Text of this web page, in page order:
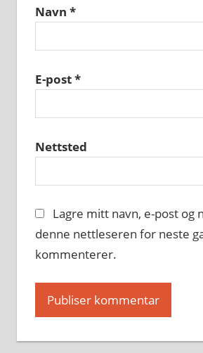
Navn *
E-post*
Nettsted
Lagre mitt navn, e-post og
denne nettleseren for neste
kommenterer.